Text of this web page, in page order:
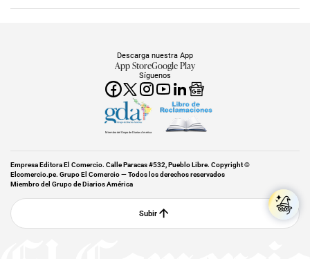
Síguenos
Descarga nuestra App
App StoreGoogle Play
Miembro del Grupo de Diarios América
Empresa Editora El Comercio. Calle Paracas #532, Pueblo Libre. Copyright ©
Elcomercio.pe. Grupo El Comercio — Todos los derechos reservados
Miembro del Grupo de Diarios América
Subir